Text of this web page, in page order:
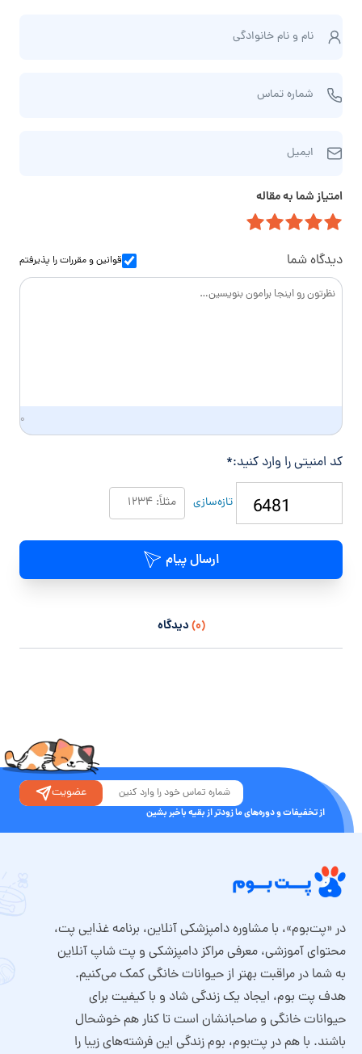
ا
و
م‌
ا
ن
و
ا
د
گ
نام و نام‌ خانوادگی
م
ر
ا
شماره تماس
ی
ی
ل
ایمیل
امتیاز شما به مقاله
دیدگاه شما قوانین و مقرراترا پذیرفتم
۰
کد امنیتی را وارد کنید:*
تازه‌سازی
ارسال پیام
(۰) دیدگاه
از تخفیفات و دوره‌های ما زودتر از بقیه باخبر بشین
عضویت
در «پت‌بوم»، با مشاوره دامپزشکی آنلاین، برنامه غذایی پت،
محتوای آموزشی، معرفی مراکز دامپزشکی و پت شاپ آنلاین
به شما در مراقبت بهتر از حیوانات خانگی کمک می‌کنیم.
هدف پت بوم، ایجاد یک زندگی شاد و با کیفیت برای
حیوانات خانگی و صاحبانشان است تا کنار هم خوشحال
باشند. با هم در پت‌بوم، بوم زندگی این فرشته‌های زیبا را